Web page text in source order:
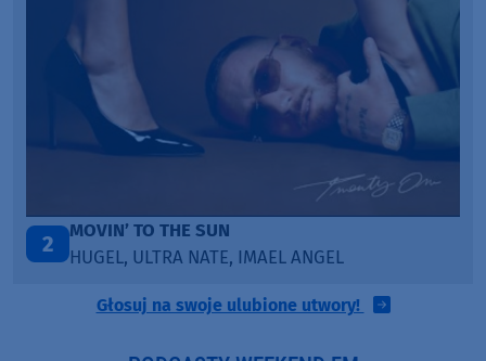
3
ITEPE ITEDE
SANAH
Głosuj na swoje ulubione utwory!